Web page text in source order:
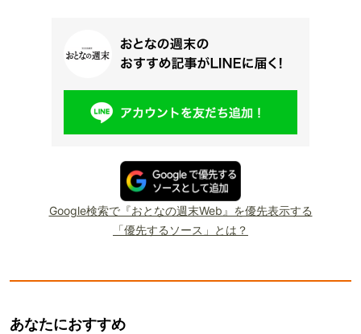
Google検索で『おとなの週末Web』を優先表示する
「優先するソース」とは？
あなたにおすすめ